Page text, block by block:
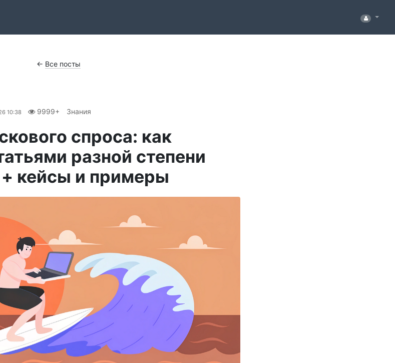
← Все посты
10:38 9999+ Знания
спроса: как
разной степени
+ кейсы и примеры